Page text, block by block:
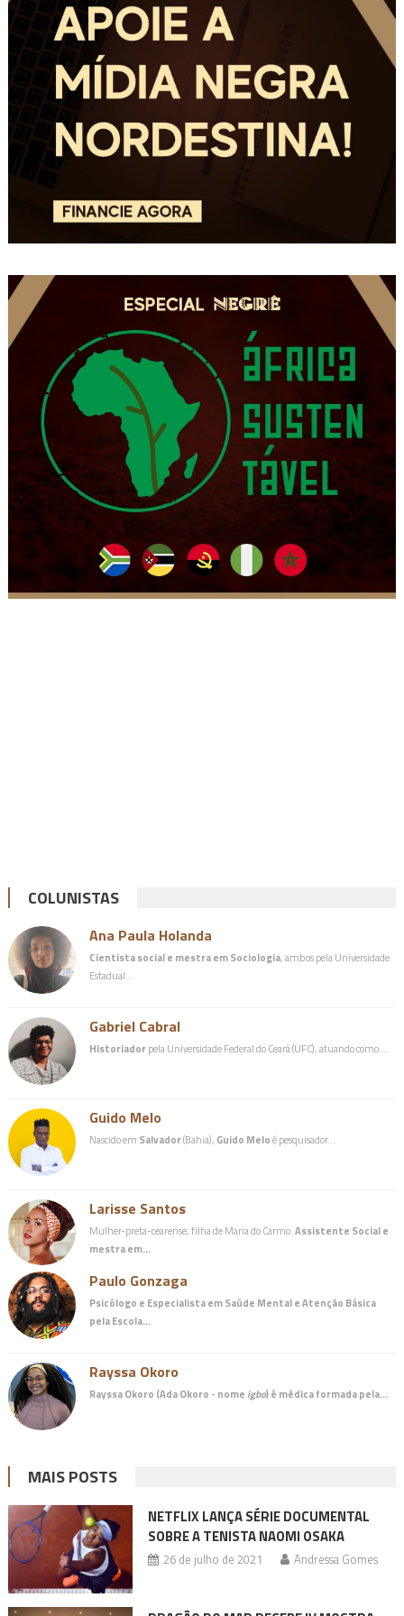
COLUNISTAS
Ana Paula Holanda
Cientista social e mestra em Sociologia, ambos pela Universidade
Estadual…
Gabriel Cabral
Historiadorpela Universidade Federal do Ceará (UFC), atuando como…
Guido Melo
Nascido em Salvador(Bahia), Guido Meloé pesquisador…
Larisse Santos
Mulher-preta-cearense, filha de Maria do Carmo.Assistente Social e
mestra em…
Paulo Gonzaga
Psicólogo e Especialista em Saúde Mental e Atenção Básica
pela Escola…
Rayssa Okoro
Rayssa Okoro (Ada Okoro - nome igbo) é médicaformada pela…
MAIS POSTS
NETFLIX LANÇA SÉRIE DOCUMENTAL
SOBRE A TENISTA NAOMI OSAKA
26 de julho de 2021 Andressa Gomes